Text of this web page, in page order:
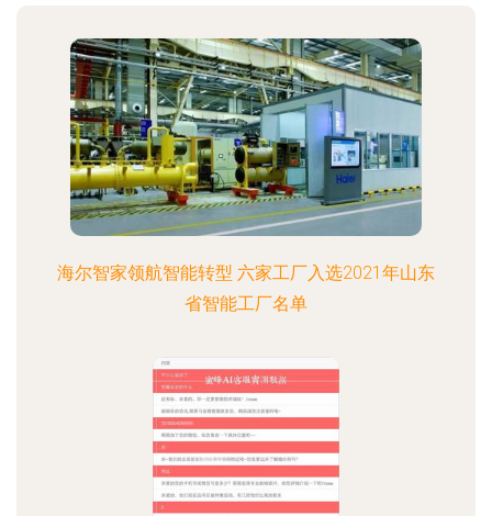
海尔智家领航智能转型 六家工厂入选2021年山东
省智能工厂名单